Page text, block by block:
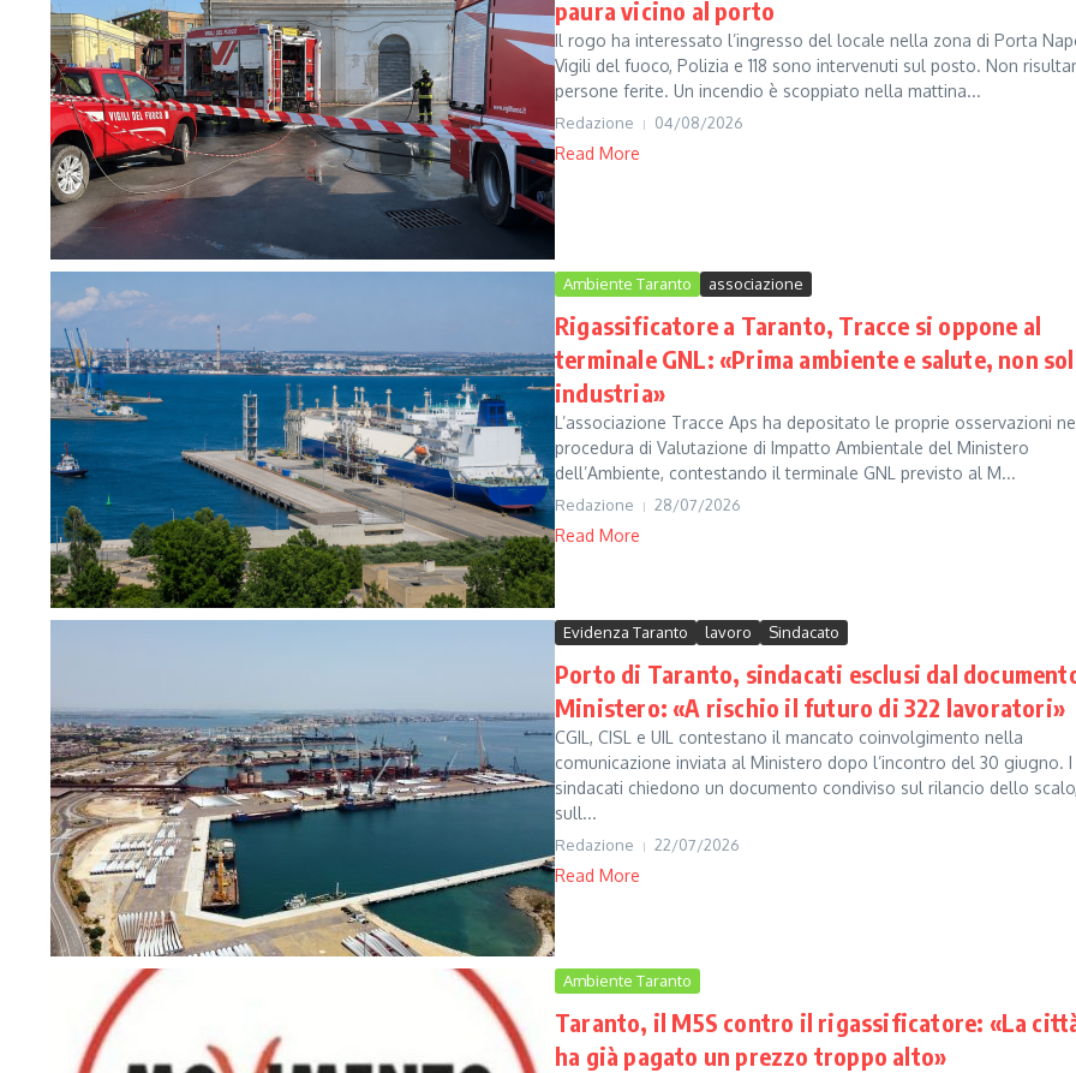
paura vicino al porto
Il rogo ha interessato l’ingresso del locale nella zona di Porta
Vigili del fuoco, Polizia e 118 sono intervenuti sul posto. Non
persone ferite. Un incendio è scoppiato nella mattina...
Redazione 04/08/2026
Read More
Ambiente Taranto associazione
Rigassificatore a Taranto, Tracce si oppone al
terminale GNL: «Prima ambiente e salute, non
industria»
L’associazione Tracce Aps ha depositato le proprie osservazioni
procedura di Valutazione di Impatto Ambientale del Ministero
dell’Ambiente, contestando il terminale GNL previsto al M...
Redazione 28/07/2026
Read More
Evidenza Taranto lavoro Sindacato
Porto di Taranto, sindacati esclusi dal
Ministero: «A rischio il futuro di 322 lavoratori»
CGIL, CISL e UIL contestano il mancato coinvolgimento nella
comunicazione inviata al Ministero dopo l’incontro del 30 giugno. I
sindacati chiedono un documento condiviso sul rilancio dello
sull...
Redazione 22/07/2026
Read More
Ambiente Taranto
Taranto, il M5S contro il rigassificatore: «La
ha già pagato un prezzo troppo alto»